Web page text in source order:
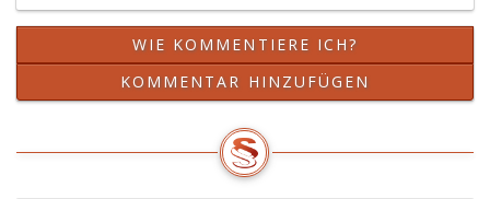
WIE KOMMENTIERE ICH?
KOMMENTAR HINZUFÜGEN